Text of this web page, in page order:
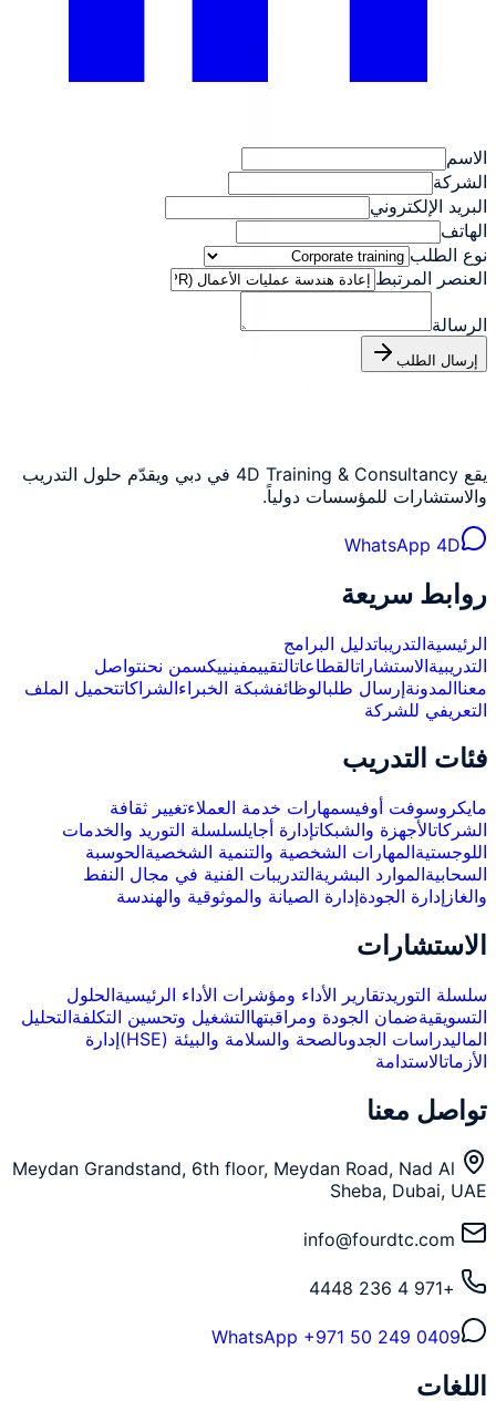
الاسم
الشركة
البريد الإلكتروني
الهاتف
نوع الطلب
العنصر المرتبط
الرسالة
إرسال الطلب
يقع 4D Training & Consultancy في دبي ويقدّم حلول التدريب
والاستشارات للمؤسسات دولياً.
WhatsApp 4D
روابط سريعة
الرئيسيةالتدريباتدليل البرامج
التدريبيةالاستشاراتالقطاعاتالتقييمفينييكسمن نحنتواصل
معناالمدونةإرسال طلبالوظائفشبكة الخبراءالشراكاتتحميل الملف
التعريفي للشركة
فئات التدريب
مايكروسوفت أوفيسمهارات خدمة العملاءتغيير ثقافة
الشركاتالأجهزة والشبكاتإدارة أجايلسلسلة التوريد والخدمات
اللوجستيةالمهارات الشخصية والتنمية الشخصيةالحوسبة
السحابيةالموارد البشريةالتدريبات الفنية في مجال النفط
والغاز إدارة الجودةإدارة الصيانة والموثوقية والهندسة
الاستشارات
سلسلة التوريدتقارير الأداء ومؤشرات الأداء الرئيسيةالحلول
التسويقيةضمان الجودة ومراقبتهاالتشغيل وتحسين التكلفةالتحليل
الماليدراسات الجدوىالصحة والسلامة والبيئة (HSE)
إدارة
الأزماتالاستدامة
تواصل معنا
Meydan Grandstand, 6th floor, Meydan Road, Nad Al
Sheba, Dubai, UAE
info@fourdtc.com
+971 4 236 4448
WhatsApp +971 50 249 0409
اللغات